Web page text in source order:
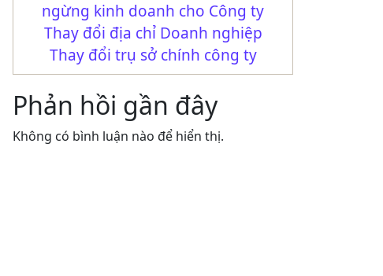
ngừng kinh doanh cho Công ty
Thay đổi địa chỉ Doanh nghiệp
Thay đổi trụ sở chính công ty
Phản hồi gần đây
Không có bình luận nào để hiển thị.